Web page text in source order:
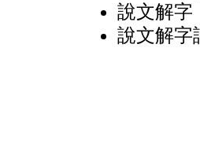
說文解字
說文解字